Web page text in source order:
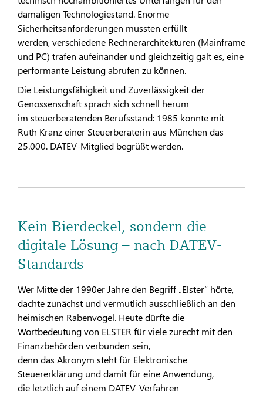
damaligen Technologiestand. Enorme
Sicherheitsanforderungen mussten erfüllt
werden, verschiedene Rechnerarchitekturen (Mainframe
und PC) trafen aufeinander und gleichzeitig galt es, eine
performante Leistung abrufen zu können.
Die Leistungsfähigkeit und Zuverlässigkeit der
Genossenschaft sprach sich schnell herum
im steuerberatenden Berufsstand: 1985 konnte mit
Ruth Kranz einer Steuerberaterin aus München das
25.000. DATEV-Mitglied begrüßt werden.
Kein Bierdeckel, sondern die
digitale Lösung – nach DATEV-
Standards
Wer Mitte der 1990er Jahre den Begriff „Elster“ hörte,
dachte zunächst und vermutlich ausschließlich an den
heimischen Rabenvogel. Heute dürfte die
Wortbedeutung von ELSTER für viele zurecht mit den
Finanzbehörden verbunden sein,
denn das Akronym steht für Elektronische
Steuererklärung und damit für eine Anwendung,
die letztlich auf einem DATEV-Verfahren